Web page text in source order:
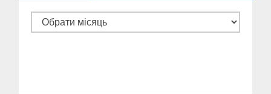
Архіви